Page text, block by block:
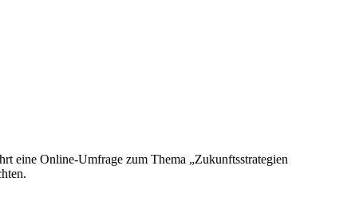
eine Online-Umfrage zum Thema „Zukunftsstrategien